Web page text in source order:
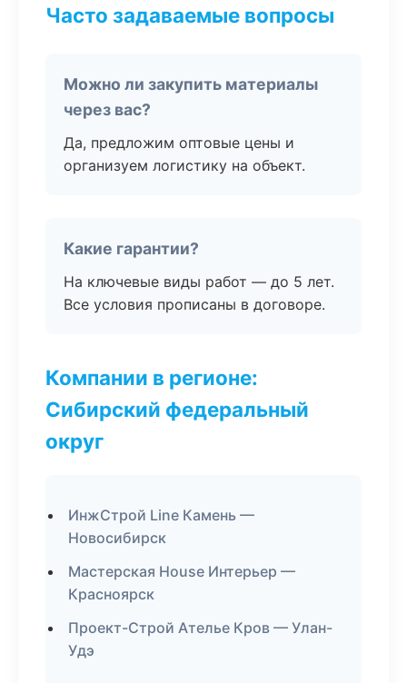
Часто задаваемые вопросы
Можно ли закупить материалы
через вас?
Да, предложим оптовые цены и
организуем логистику на объект.
Какие гарантии?
На ключевые виды работ — до 5 лет.
Все условия прописаны в договоре.
Компании в регионе:
Сибирский федеральный
округ
ИнжСтрой Line Камень —
Новосибирск
Мастерская House Интерьер —
Красноярск
Проект-Строй Ателье Кров — Улан-
Удэ